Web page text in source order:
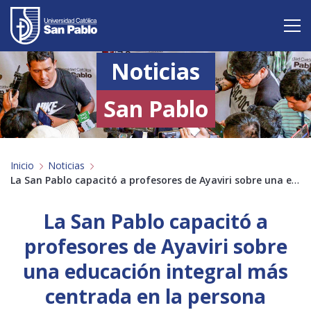
Vive San Pablo
Admisión
Carreras
Postgrado
Investigación
Servicio y proyección a la sociedad
Profesores Antiguos Alumnos Padres
Empresas
Noticias
San Pablo
Inicio Noticias
La San Pablo capacitó a profesores de Ayaviri sobre una educación integral más centrada en la persona
La San Pablo capacitó a
profesores de Ayaviri sobre
una educación integral más
centrada en la persona